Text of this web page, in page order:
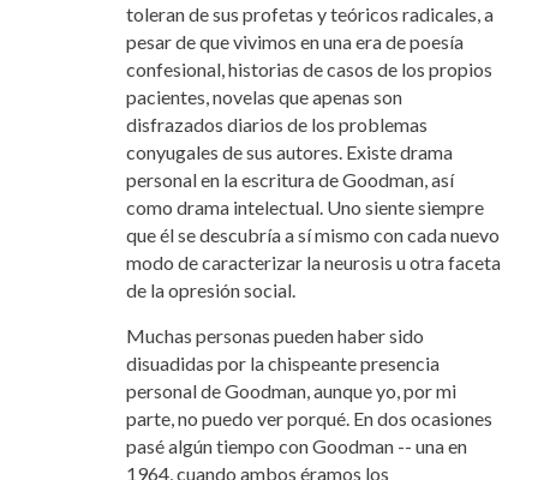
toleran de sus profetas y teóricos radicales, a
pesar de que vivimos en una era de poesía
confesional, historias de casos de los propios
pacientes, novelas que apenas son
disfrazados diarios de los problemas
conyugales de sus autores. Existe drama
personal en la escritura de Goodman, así
como drama intelectual. Uno siente siempre
que él se descubría a sí mismo con cada nuevo
modo de caracterizar la neurosis u otra faceta
de la opresión social.
Muchas personas pueden haber sido
disuadidas por la chispeante presencia
personal de Goodman, aunque yo, por mi
parte, no puedo ver porqué. En dos ocasiones
pasé algún tiempo con Goodman -- una en
1964, cuando ambos éramos los